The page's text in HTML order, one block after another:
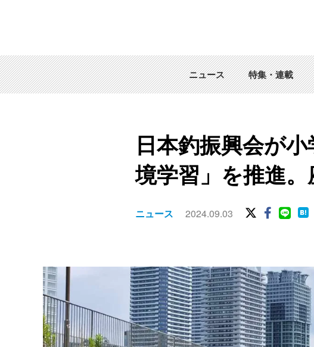
ニュース 特集・連載
日本釣振興会が
境学習」を推進
ニュース 2024.09.03